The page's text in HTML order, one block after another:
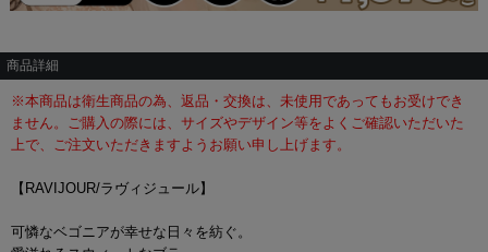
商品詳細
※本商品は衛生商品の為、返品・交換は、未使用であってもお受けでき
ません。ご購入の際には、サイズやデザイン等をよくご確認いただいた
上で、ご注文いただきますようお願い申し上げます。
【RAVIJOUR/ラヴィジュール】
可憐なベゴニアが幸せな日々を紡ぐ。